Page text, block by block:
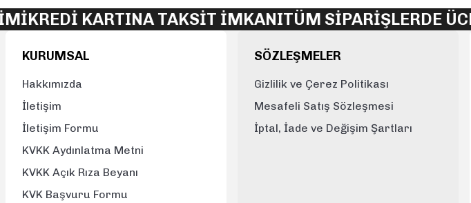
KREDİ KARTINA TAKSİT İMKANITÜM SİPARİŞLERDE
KURUMSAL
Hakkımızda
İletişim
İletişim Formu
KVKK Aydınlatma Metni
KVKK Açık Rıza Beyanı
KVK Başvuru Formu
SÖZLEŞMELER
Gizlilik ve Çerez Politikası
Mesafeli Satış Sözleşmesi
İptal, İade ve Değişim Şartları